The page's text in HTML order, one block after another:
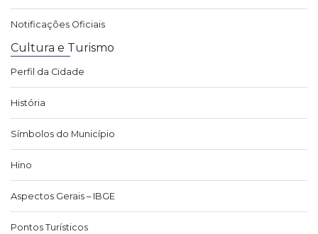
Notificações Oficiais
Cultura e Turismo
Perfil da Cidade
História
Símbolos do Município
Hino
Aspectos Gerais – IBGE
Pontos Turísticos